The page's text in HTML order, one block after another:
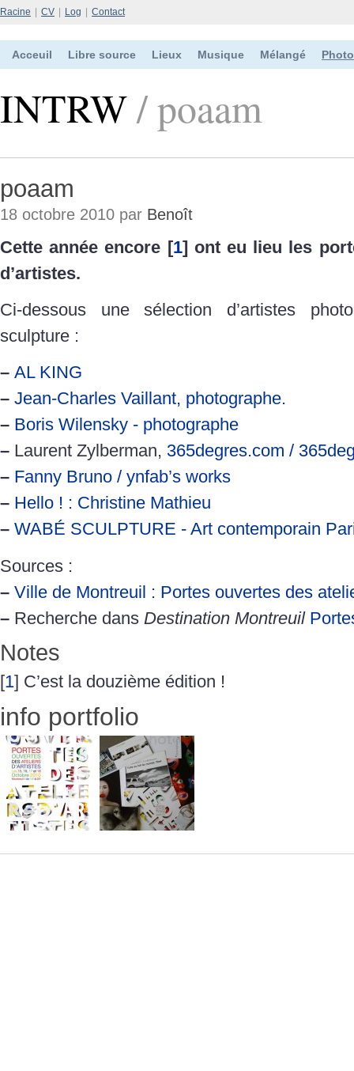
Racine CV Log Contact
Acceuil Libre source Lieux Musique Mélangé
INTRW/ poaam
poaam
18 octobre 2010 par Benoît
Cette année encore [1] ont eu lieu les
d’artistes.
Ci-dessous une sélection d’artistes
sculpture :
– AL KING
– Jean-Charles Vaillant, photographe.
– Boris Wilensky - photographe
– Laurent Zylberman, 365degres.com /
– Fanny Bruno / ynfab’s works
– Hello ! : Christine Mathieu
– WABÉ SCULPTURE - Art contemporain
Sources :
– Ville de Montreuil : Portes ouvertes des
– Recherche dans Destination Montreuil
Notes
[1] C’est la douzième édition !
info portfolio